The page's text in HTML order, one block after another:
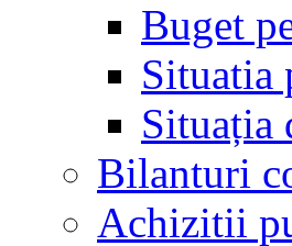
Buget
Situatia
Situația
Bilanturi
Achizitii